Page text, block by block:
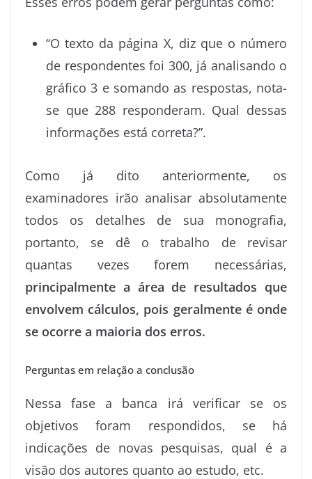
“O texto da página X, diz que o número
de respondentes foi 300, já analisando o
gráfico 3 e somando as respostas, nota-
se que 288 responderam. Qual dessas
informações está correta?”.
Como já dito anteriormente, os
examinadores irão analisar absolutamente
todos os detalhes de sua monografia,
portanto, se dê o trabalho de revisar
quantas vezes forem necessárias,
principalmente a área de resultados que
envolvem cálculos, pois geralmente é onde
se ocorre a maioria dos erros.
Perguntas em relação a conclusão
Nessa fase a banca irá verificar se os
objetivos foram respondidos, se há
indicações de novas pesquisas, qual é a
visão dos autores quanto ao estudo, etc.